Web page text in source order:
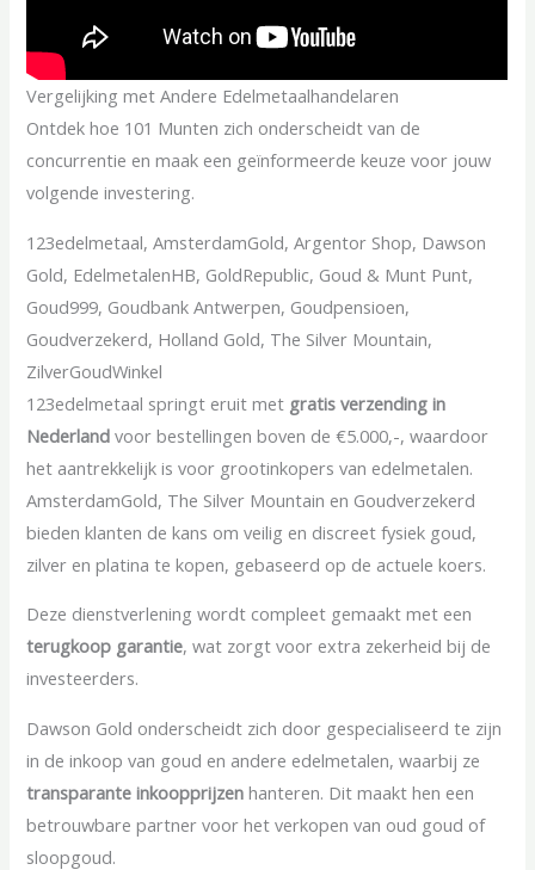
Vergelijking met Andere Edelmetaalhandelaren
Ontdek hoe 101 Munten zich onderscheidt van de
concurrentie en maak een geïnformeerde keuze voor jouw
volgende investering.
123edelmetaal, AmsterdamGold, Argentor Shop, Dawson
Gold, EdelmetalenHB, GoldRepublic, Goud & Munt Punt,
Goud999, Goudbank Antwerpen, Goudpensioen,
Goudverzekerd, Holland Gold, The Silver Mountain,
ZilverGoudWinkel
123edelmetaal springt eruit met gratis verzending in
Nederland voor bestellingen boven de €5.000,-, waardoor
het aantrekkelijk is voor grootinkopers van edelmetalen.
AmsterdamGold, The Silver Mountain en Goudverzekerd
bieden klanten de kans om veilig en discreet fysiek goud,
zilver en platina te kopen, gebaseerd op de actuele koers.
Deze dienstverlening wordt compleet gemaakt met een
terugkoop garantie, wat zorgt voor extra zekerheid bij de
investeerders.
Dawson Gold onderscheidt zich door gespecialiseerd te zijn
in de inkoop van goud en andere edelmetalen, waarbij ze
transparante inkoopprijzen hanteren. Dit maakt hen een
betrouwbare partner voor het verkopen van oud goud of
sloopgoud.